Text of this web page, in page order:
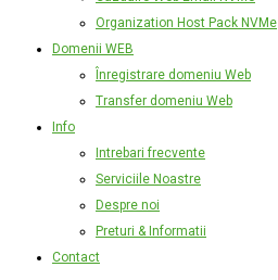
Organization Host Pack NVMe
Domenii WEB
Înregistrare domeniu Web
Transfer domeniu Web
Info
Intrebari frecvente
Serviciile Noastre
Despre noi
Preturi & Informatii
Contact